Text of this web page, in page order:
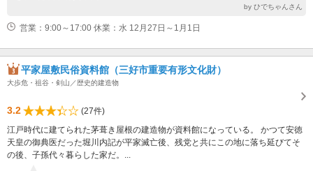
by ひでちゃんさん
営業：9:00～17:00 休業：水 12月27日～1月1日
平家屋敷民俗資料館（三好市重要有形文化財）
大歩危・祖谷・剣山／歴史的建造物
3.2
(27件)
江戸時代に建てられた茅葺き屋根の建造物が資料館になっている。 かつて安徳
天皇の御典医だった堀川内記が平家滅亡後、残党と共にこの地に落ち延びてそ
の後、子孫代々暮らした家だ。...